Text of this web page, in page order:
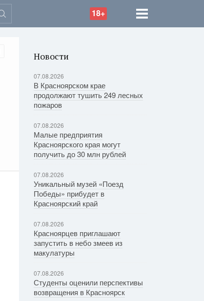
18+
Новости
07.08.2026
В Красноярском крае
продолжают тушить 249 лесных
пожаров
07.08.2026
Малые предприятия
Красноярского края могут
получить до 30 млн рублей
07.08.2026
Уникальный музей «Поезд
Победы» прибудет в
Красноярский край
07.08.2026
Красноярцев приглашают
запустить в небо змеев из
макулатуры
07.08.2026
Студенты оценили перспективы
возвращения в Красноярск